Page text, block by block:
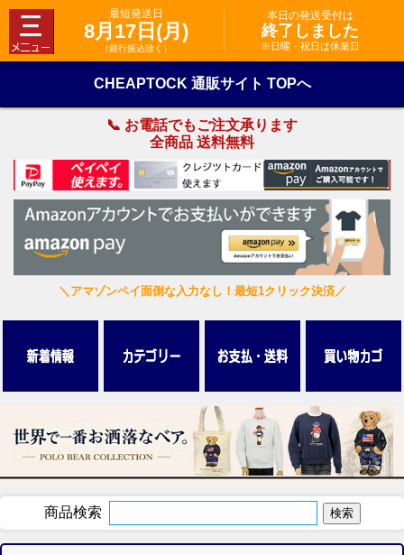
最短発送日
8月17日(月)
（銀行振込除く）
本日の発送受付は
終了しました
※日曜・祝日は休業日
CHEAPTOCK 通販サイト TOPへ
📞 お電話でもご注文承ります
全商品 送料無料
＼アマゾンペイ面倒な入力なし！最短1クリック決済／
商品検索